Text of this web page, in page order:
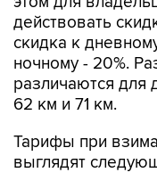
действовать
скидка к
ночному - 20%.
различаются для
62 км и 71 км.
Тарифы при
выглядят